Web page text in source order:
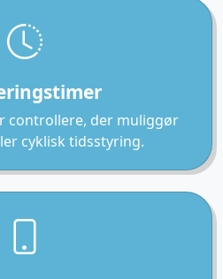
controllere, der muliggør
cyklisk tidsstyring.